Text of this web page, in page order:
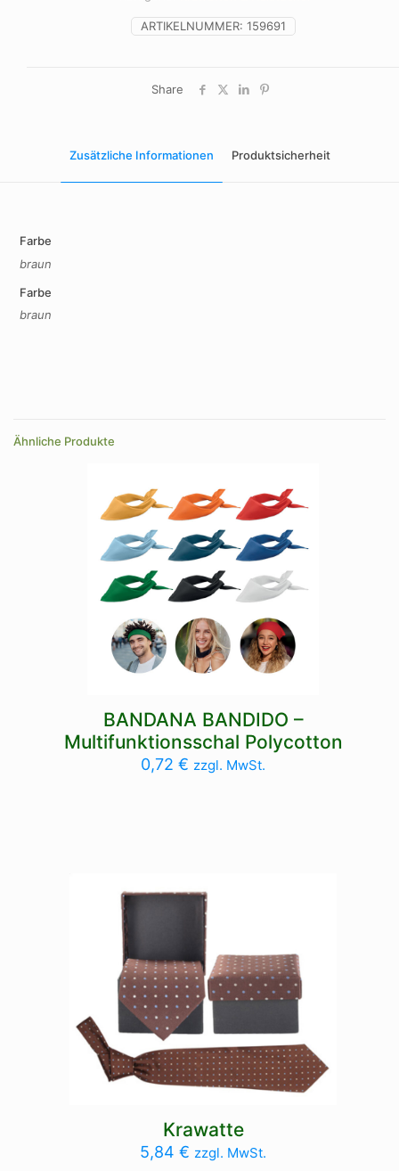
ARTIKELNUMMER: 159691
Share
Zusätzliche Informationen Produktsicherheit
Farbe
braun
Farbe
braun
Ähnliche Produkte
BANDANA BANDIDO –
Multifunktionsschal Polycotton
0,72€ zzgl. MwSt.
Krawatte
5,84€ zzgl. MwSt.